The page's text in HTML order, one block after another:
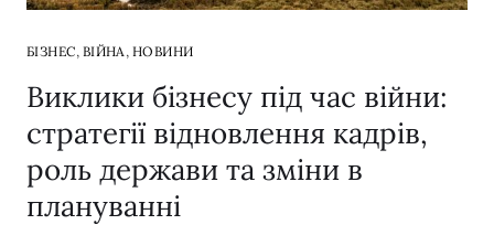
БІЗНЕС, ВІЙНА, НОВИНИ
Виклики бізнесу під час війни:
стратегії відновлення кадрів,
роль держави та зміни в
плануванні